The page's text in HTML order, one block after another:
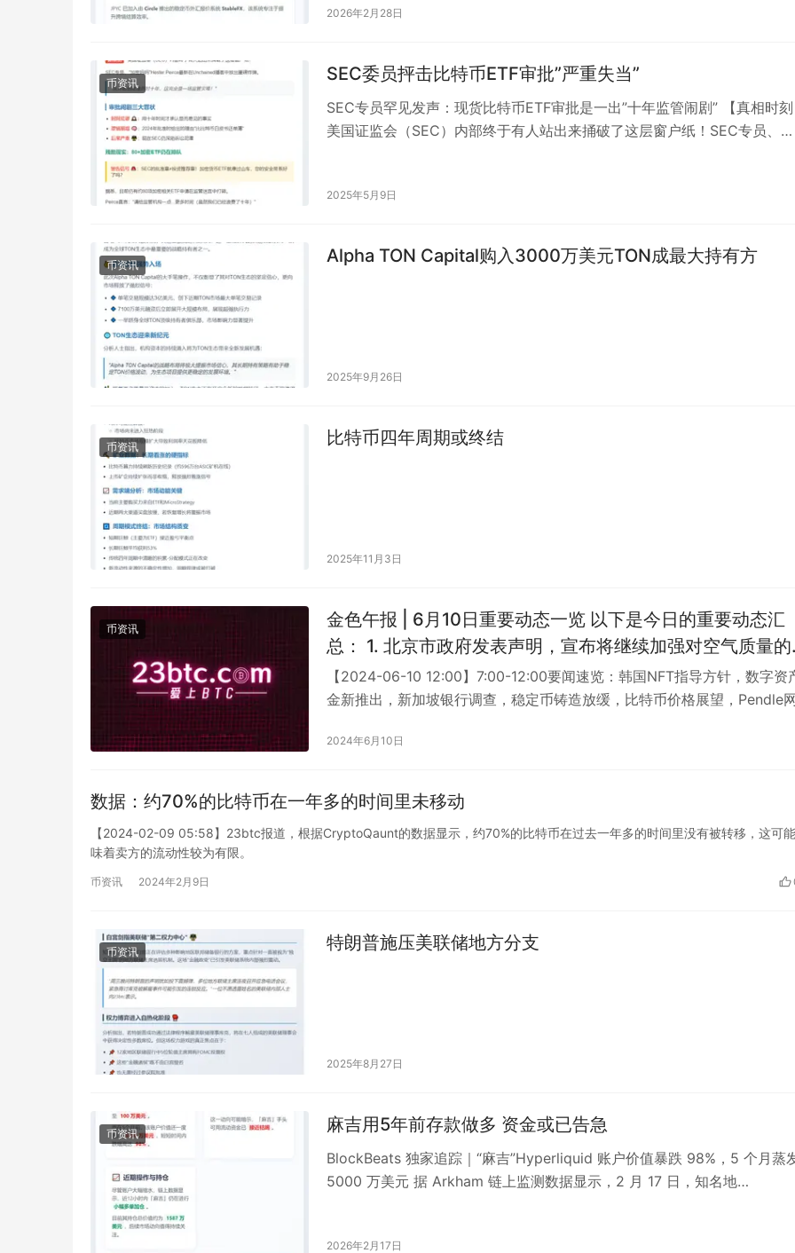
2026年2月28日
币资讯 SEC委员抨击比特币ETF审批”严重失当”
SEC专员罕见发声：现货比特币ETF审批是一出”十年监管闹剧” 【真相时
美国证监会（SEC）内部终于有人站出来捅破了这层窗户纸！SEC专员、
2025年5月9日
币资讯 Alpha TON Capital购入3000万美元TON成最大持有方
2025年9月26日
币资讯 比特币四年周期或终结
2025年11月3日
币资讯
金色午报 | 6月10日重要动态一览 以下是今日的重要动态汇
总： 1. 北京市政府发表声明，宣布将继续加强对空气质量的监
测和管理，以应对当前的重污染情况。同时，提醒市民尽量
少户外活动，保护好自己的健康。 2. 最新数据显示，上海股市
受到市场对政府推动经济复苏的信心提振。预计股市将保持
对于环境问题的关注度不断提高。越来越多的人开始采取行
动，如减少使用塑料、节约能源等。专家呼吁各国政府加大
团队成功从乌龟的鳞片中提取出一种新型天然抗菌物质，具
具有重要意义，有望推动医学领域的创新发展。 5. 著名导演王
精彩内容。
【2024-06-10 12:00】7:00-12:00要闻速览：韩国NFT指导方针，数字资
金新推出，新加坡银行调查，稳定币铸造放缓，比特币价格展望，Pendle
2024年6月10日
数据：约70%的比特币在一年多的时间里未移动
【2024-02-09 05:58】23btc报道，根据CryptoQaunt的数据显示，约70%的比特币在过去一年多的时间里没有被转移，这可
味着卖方的流动性较为有限。
币资讯 2024年2月9日
币资讯 特朗普施压美联储地方分支
2025年8月27日
币资讯 麻吉用5年前存款做多 资金或已告急
BlockBeats 独家追踪｜“麻吉”Hyperliquid 账户价值暴跌 98%，5 个月蒸
5000 万美元 据 Arkham 链上监测数据显示，2 月 17 日，知名地…
2026年2月17日